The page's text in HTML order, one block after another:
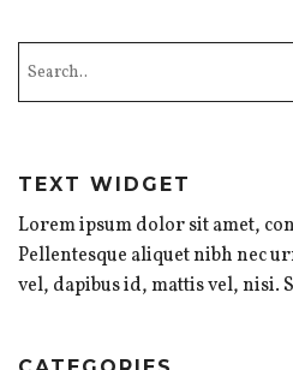
TEXT WIDGET
Lorem ipsum dolor sit amet,
Pellentesque aliquet nibh nec
vel, dapibus id, mattis vel, nisi.